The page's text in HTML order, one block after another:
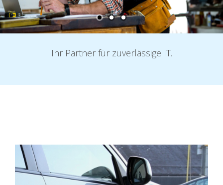
Ihr Partner für zuverlässige IT.